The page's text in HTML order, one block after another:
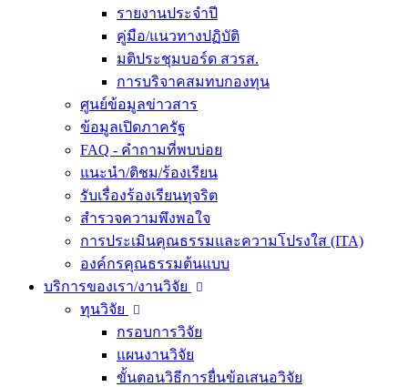
รายงานประจำปี
คู่มือ/แนวทางปฏิบัติ
มติประชุมบอร์ด สวรส.
การบริจาคสมทบกองทุน
ศูนย์ข้อมูลข่าวสาร
ข้อมูลเปิดภาครัฐ
FAQ - คำถามที่พบบ่อย
แนะนำ/ติชม/ร้องเรียน
รับเรื่องร้องเรียนทุจริต
สำรวจความพึงพอใจ
การประเมินคุณธรรมและความโปรงใส (ITA)
องค์กรคุณธรรมต้นแบบ
บริการของเรา/งานวิจัย
ทุนวิจัย
กรอบการวิจัย
แผนงานวิจัย
ขั้นตอนวิธีการยื่นข้อเสนอวิจัย